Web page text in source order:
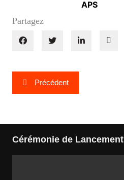
APS
Partagez
Navigation
de
Précédent
Cérémonie de Lancement